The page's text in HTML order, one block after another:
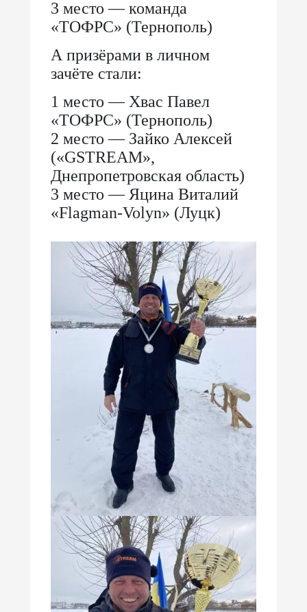
3 место — команда
«ТОФРС» (Тернополь)
А призёрами в личном
зачёте стали:
1 место — Хвас Павел
«ТОФРС» (Тернополь)
2 место — Зайко Алексей
(«GSTREAM»,
Днепропетровская область)
3 место — Яцина Виталий
«Flagman-Volyn» (Луцк)